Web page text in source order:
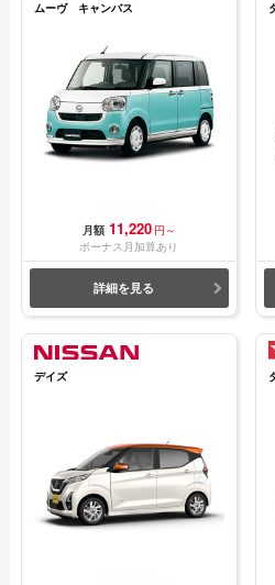
ムーヴ キャンバス
月額 11,220 円～
ボーナス月加算あり
詳細を見る
デイズ